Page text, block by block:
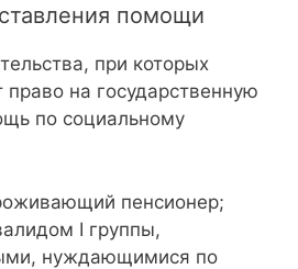
помощи
при которых
на государственную
по социальному
пенсионер;
I группы,
нуждающимися по